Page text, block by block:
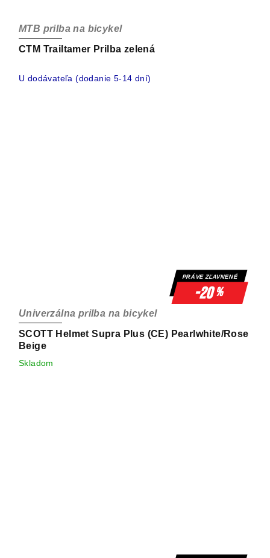
CTM Trailtamer Prilba zelená
MTB prilba na bicykel
U dodávateľa (dodanie 5-14 dní)
PRÁVE ZĽAVNENÉ
-20%
SCOTT Helmet Supra Plus (CE) Pearlwhite/Rose
Beige
Univerzálna prilba na bicykel
Skladom